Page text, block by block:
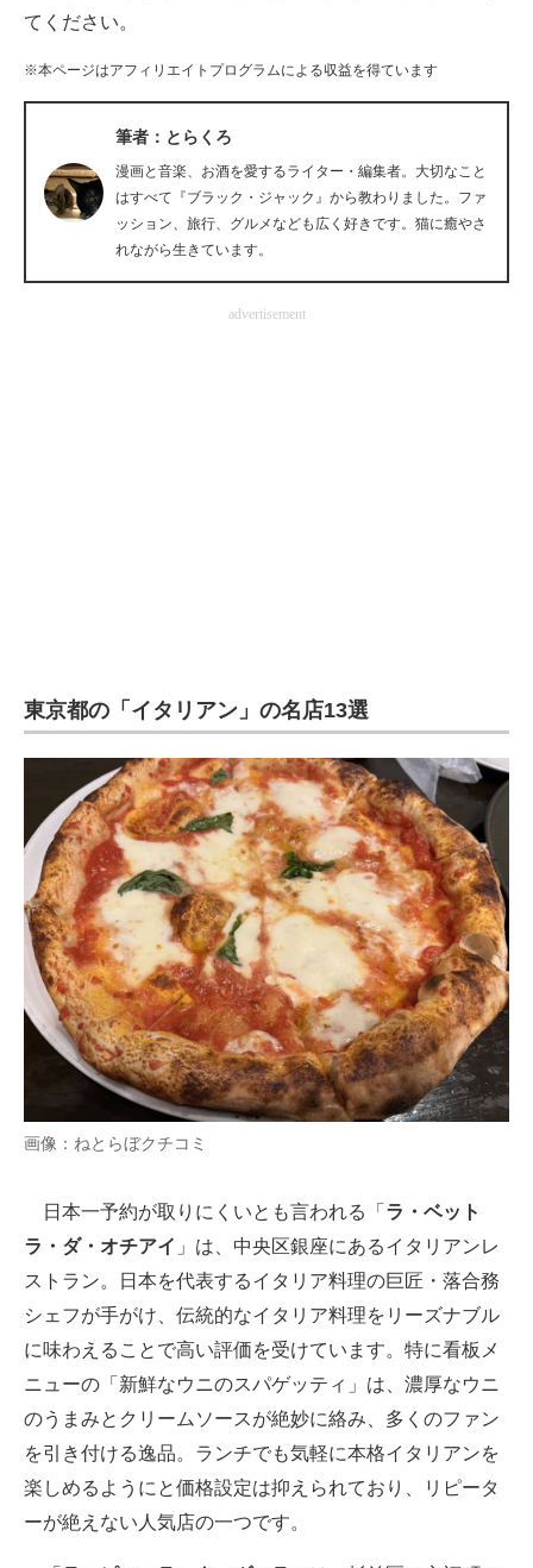
マーケ×ITの今がよく分かる
ITエンジニア向け専門サイト
IT製品の技術・比較・事例
てください。
※本ページはアフィリエイトプログラムによる収益を得ています
筆者：とらくろ
漫画と音楽、お酒を愛するライター・編集者。大切なこと
はすべて『ブラック・ジャック』から教わりました。ファ
ッション、旅行、グルメなども広く好きです。猫に癒やさ
れながら生きています。
advertisement
東京都の「イタリアン」の名店13選
画像：ねとらぼクチコミ
日本一予約が取りにくいとも言われる「 ラ・ベット
ラ・ダ・オチアイ 」は、中央区銀座にあるイタリアンレ
ストラン。日本を代表するイタリア料理の巨匠・落合務
シェフが手がけ、伝統的なイタリア料理をリーズナブル
に味わえることで高い評価を受けています。特に看板メ
ニューの「新鮮なウニのスパゲッティ」は、濃厚なウニ
のうまみとクリームソースが絶妙に絡み、多くのファン
を引き付ける逸品。ランチでも気軽に本格イタリアンを
楽しめるようにと価格設定は抑えられており、リピータ
ーが絶えない人気店の一つです。